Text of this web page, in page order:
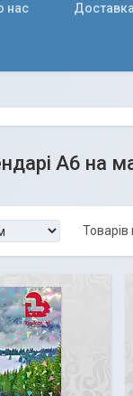
нас
А6 на